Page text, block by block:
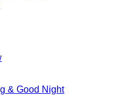
& Good Night